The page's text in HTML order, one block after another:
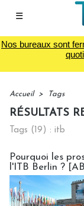
☰
Nos bureaux sont
Accueil > Tags
RÉSULTATS
Tags (19) : itb
Pourquoi les
l'ITB Berlin ?